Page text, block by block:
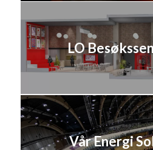
LO
Vår Energi